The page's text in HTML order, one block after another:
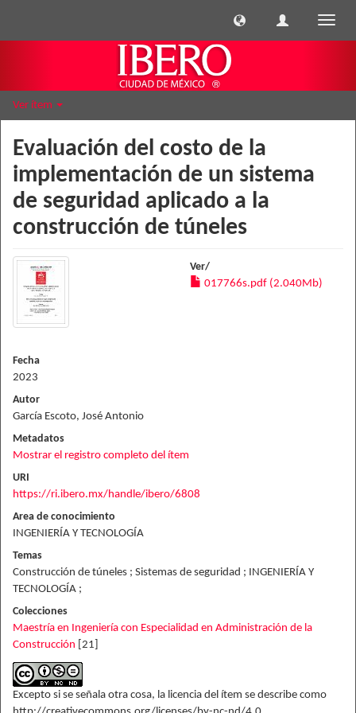
Ver ítem
Evaluación del costo de la
implementación de un sistema
de seguridad aplicado a la
construcción de túneles
Ver/
017766s.pdf (2.040Mb)
Fecha
2023
Autor
García Escoto, José Antonio
Metadatos
Mostrar el registro completo del ítem
URI
https://ri.ibero.mx/handle/ibero/6808
Area de conocimiento
INGENIERÍA Y TECNOLOGÍA
Temas
Construcción de túneles ; Sistemas de seguridad ; INGENIERÍA Y
TECNOLOGÍA ;
Colecciones
Maestría en Ingeniería con Especialidad en Administración de la
Construcción [21]
Excepto si se señala otra cosa, la licencia del ítem se describe como